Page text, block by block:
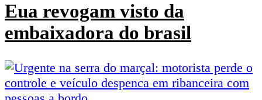
Eua revogam visto da
embaixadora do brasil